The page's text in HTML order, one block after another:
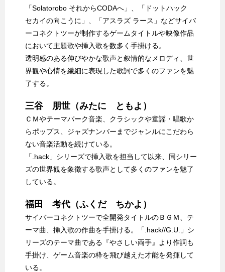
「Solatorobo それからCODAへ」、「ドットハック
セカイの向こうに」、「アスラズ ラース」などサイバ
ーコネクトツーが制作するゲームタイトルや映像作品
において主題歌や挿入歌を数多く手掛ける。
透明感のある伸びやかな歌声と叙情的なメロディ、世
界観や心情を繊細に表現した歌詞で多くのファンを魅
了する。
三谷 朋世（みたに ともよ）
ＣＭやテーマパーク音楽、クラシックや童謡・唱歌か
らポップス、ジャズナンバーまでジャンルにこだわら
ない音楽活動を続けている。
「.hack」シリーズで挿入歌を担当して以来、同シリー
ズの世界観を象徴する歌声として多くのファンを魅了
している。
福田 考代（ふくだ ちかよ）
サイバーコネクトツーで全開発タイトルのＢＧＭ、テ
ーマ曲、挿入歌の作曲を手掛ける。「.hack//G.U.」シ
リーズのテーマ曲である『やさしい両手』より作詞も
手掛け、ゲーム音楽の枠を飛び越えた才能を発揮して
いる。